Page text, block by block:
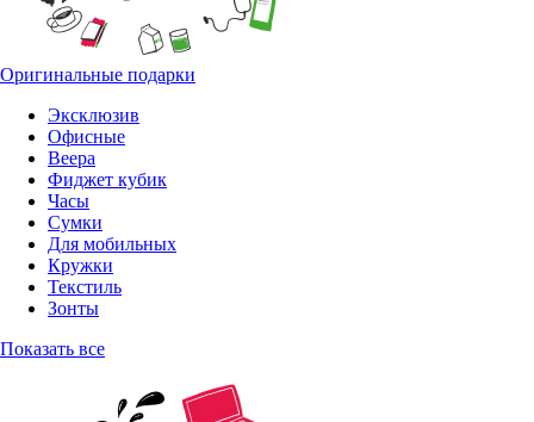
Оригинальные подарки
Эксклюзив
Офисные
Веера
Фиджет кубик
Часы
Сумки
Для мобильных
Кружки
Текстиль
Зонты
Показать все